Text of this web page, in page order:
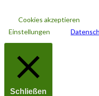
Cookies akzeptieren
Einstellungen
Schließen